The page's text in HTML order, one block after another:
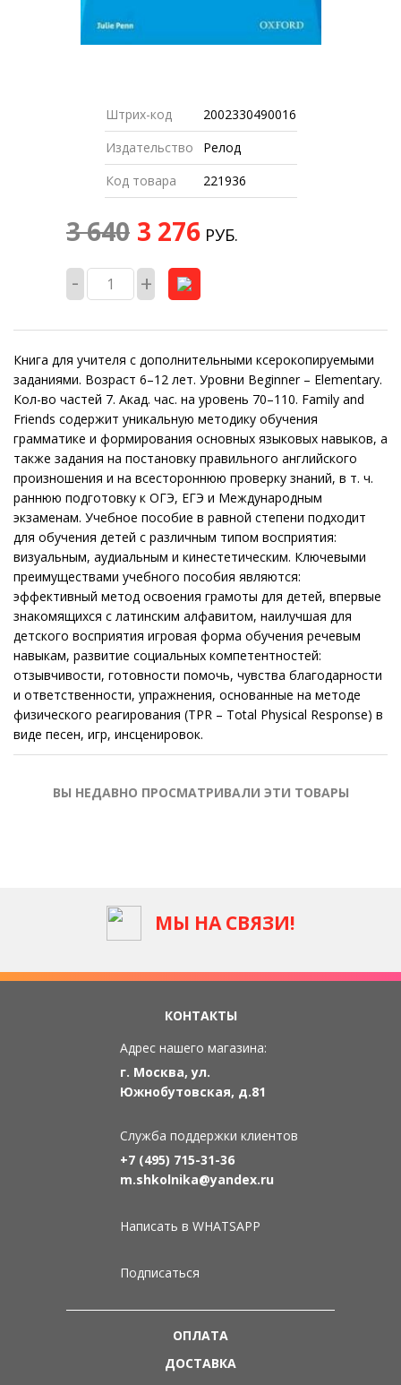
Штрих-код
2002330490016
Издательство
Релод
Код товара
221936
3 640 3 276 РУБ.
- +
Книга для учителя с дополнительными ксерокопируемыми
заданиями. Возраст 6–12 лет. Уровни Beginner – Elementary.
Кол-во частей 7. Акад. час. на уровень 70–110. Family and
Friends содержит уникальную методику обучения
грамматике и формирования основных языковых навыков, а
также задания на постановку правильного английского
произношения и на всестороннюю проверку знаний, в т. ч.
раннюю подготовку к ОГЭ, ЕГЭ и Международным
экзаменам. Учебное пособие в равной степени подходит
для обучения детей с различным типом восприятия:
визуальным, аудиальным и кинестетическим. Ключевыми
преимуществами учебного пособия являются:
эффективный метод освоения грамоты для детей, впервые
знакомящихся с латинским алфавитом, наилучшая для
детского восприятия игровая форма обучения речевым
навыкам, развитие социальных компетентностей:
отзывчивости, готовности помочь, чувства благодарности
и ответственности, упражнения, основанные на методе
физического реагирования (TPR – Total Physical Response) в
виде песен, игр, инсценировок.
ВЫ НЕДАВНО ПРОСМАТРИВАЛИ ЭТИ ТОВАРЫ
МЫ НА СВЯЗИ!
КОНТАКТЫ
Адрес нашего магазина:
г. Москва, ул.
Южнобутовская, д.81
Служба поддержки клиентов
+7 (495) 715-31-36
m.shkolnika@yandex.ru
Написать в WHATSAPP
Подписаться
ОПЛАТА
ДОСТАВКА